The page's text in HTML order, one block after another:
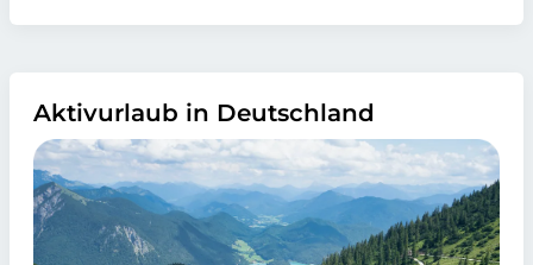
Aktivurlaub in Deutschland